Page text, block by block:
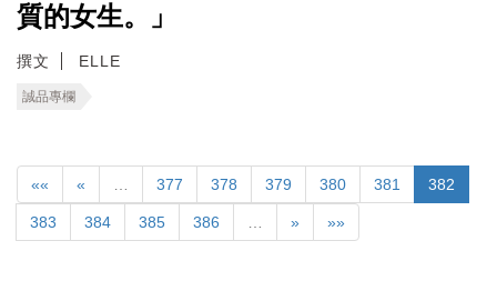
質的女生。」
撰文 ELLE
誠品專欄
«« « 377 378 379 380 381 382
383 384 385 386 » »»